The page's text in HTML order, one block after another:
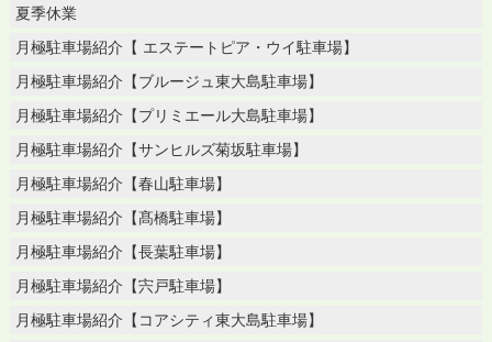
夏季休業
月極駐車場紹介【 エステートピア・ウイ駐車場】
月極駐車場紹介【ブルージュ東大島駐車場】
月極駐車場紹介【プリミエール大島駐車場】
月極駐車場紹介【サンヒルズ菊坂駐車場】
月極駐車場紹介【春山駐車場】
月極駐車場紹介【髙橋駐車場】
月極駐車場紹介【長葉駐車場】
月極駐車場紹介【宍戸駐車場】
月極駐車場紹介【コアシティ東大島駐車場】